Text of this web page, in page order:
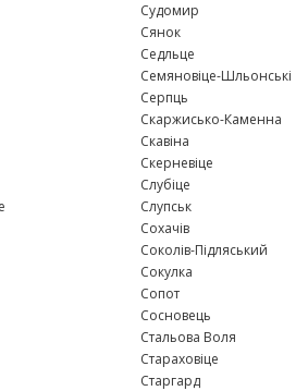
Судомир
Сянок
Седльце
Семяновіце-Шльонські
Серпць
Скаржисько-Каменна
Скавіна
Скерневіце
Слубіце
Слупськ
Сохачів
Соколів-Підляський
Сокулка
Сопот
Сосновець
Стальова Воля
Стараховіце
Старгард